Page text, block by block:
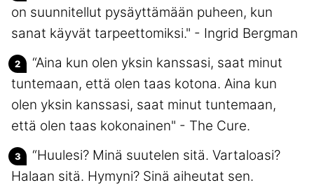
on suunnitellut pysäyttämään puheen, kun
sanat käyvät tarpeettomiksi." - Ingrid Bergman
“Aina kun olen yksin kanssasi, saat minut
tuntemaan, että olen taas kotona. Aina kun
olen yksin kanssasi, saat minut tuntemaan,
että olen taas kokonainen" - The Cure.
“Huulesi? Minä suutelen sitä. Vartaloasi?
Halaan sitä. Hymyni? Sinä aiheutat sen.